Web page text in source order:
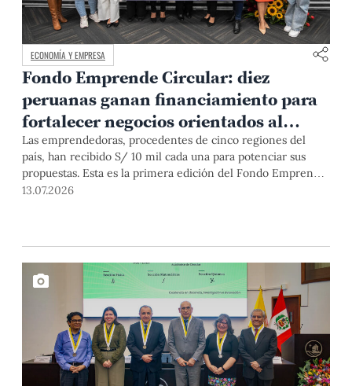
ECONOMÍA Y EMPRESA
Fondo Emprende Circular: diez
peruanas ganan financiamiento para
fortalecer negocios orientados al
desarrollo sostenible
Las emprendedoras, procedentes de cinco regiones del
país, han recibido S/ 10 mil cada una para potenciar sus
propuestas. Esta es la primera edición del Fondo Emprende
Circular: Mujeres Productivas para un Futuro Sostenible,
13.07.2026